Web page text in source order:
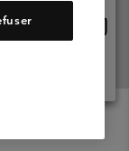
ligne